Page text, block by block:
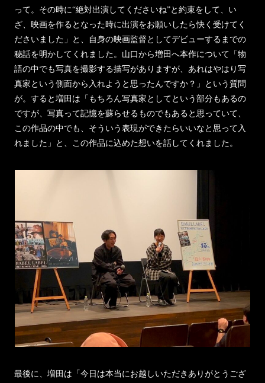
って。その時に“絶対出演してくださいね”と約束をして、い
ざ、映画を作るとなった時に出演をお願いしたら快く受けてく
ださいました」と、自身の映画監督としてデビューするまでの
秘話を明かしてくれました。山口から増田へ本作について「物
語の中でも写真を撮影する描写がありますが、あれはやはり写
真家という側面から入れようと思ったんですか？」という質問
が。すると増田は「もちろん写真家としてという部分もあるの
ですが、写真って記憶を蘇らせるものでもあると思っていて、
この作品の中でも、そういう表現ができたらいいなと思って入
れました」と、この作品に込めた想いを話してくれました。
最後に、増田は「今日は本当にお越しいただきありがとうござ